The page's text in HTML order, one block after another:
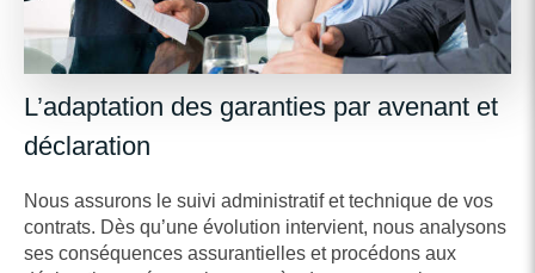
L’adaptation des garanties par avenant et
déclaration
Nous assurons le suivi administratif et technique de vos
contrats. Dès qu’une évolution intervient, nous analysons
ses conséquences assurantielles et procédons aux